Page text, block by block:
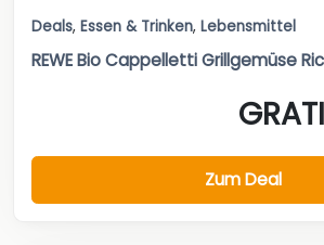
Deals, Essen & Trinken, Lebensmittel
REWE Bio Cappelletti Grillgemüse
Zum Deal